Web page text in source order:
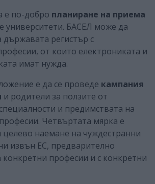
е по-добро планиране на приема
университети. БАСЕЛ може да
държавата регистър с
от които електрониката и
имат нужда.
е да се проведе кампания
и родители за ползите от
и предимствата на
Четвъртата мярка е
целево наемане на чуждестранни
извън ЕС, предварително
конкретни професии и с конкретни